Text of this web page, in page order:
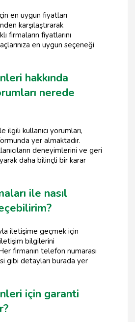
en uygun fiyatları
karşılaştırarak
firmaların fiyatlarını
en uygun seçeneği
hakkında
nerede
ilgili kullanıcı yorumları,
yer almaktadır.
deneyimlerini ve geri
daha bilinçli bir karar
ile nasıl
iletişime geçmek için
bilgilerini
firmanın telefon numarası
gibi detayları burada yer
için garanti